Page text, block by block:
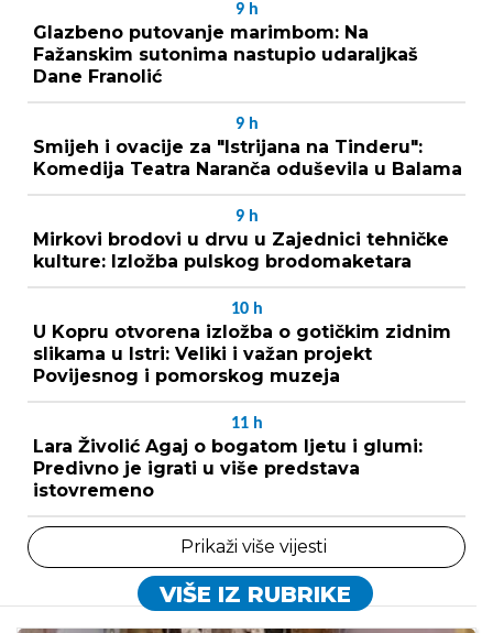
9 h
Glazbeno putovanje marimbom: Na
Fažanskim sutonima nastupio udaraljkaš
Dane Franolić
9 h
Smijeh i ovacije za "Istrijana na Tinderu":
Komedija Teatra Naranča oduševila u Balama
9 h
Mirkovi brodovi u drvu u Zajednici tehničke
kulture: Izložba pulskog brodomaketara
10 h
U Kopru otvorena izložba o gotičkim zidnim
slikama u Istri: Veliki i važan projekt
Povijesnog i pomorskog muzeja
11 h
Lara Živolić Agaj o bogatom ljetu i glumi:
Predivno je igrati u više predstava
istovremeno
Prikaži više vijesti
VIŠE IZ RUBRIKE